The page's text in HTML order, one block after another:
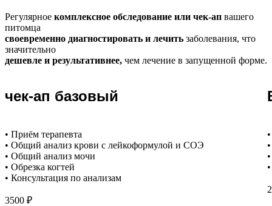
Регулярное комплексное обследование или чек-ап вашего
питомца
своевременно диагностировать и лечить заболевания, что
значительно
дешевле и результативнее, чем лечение в запущенной форме.
чек-ап базовый
• Приём терапевта
• Общий анализ крови с лейкоформулой и СОЭ
• Общий анализ мочи
• Обрезка когтей
• Консультация по анализам
3500 ₽